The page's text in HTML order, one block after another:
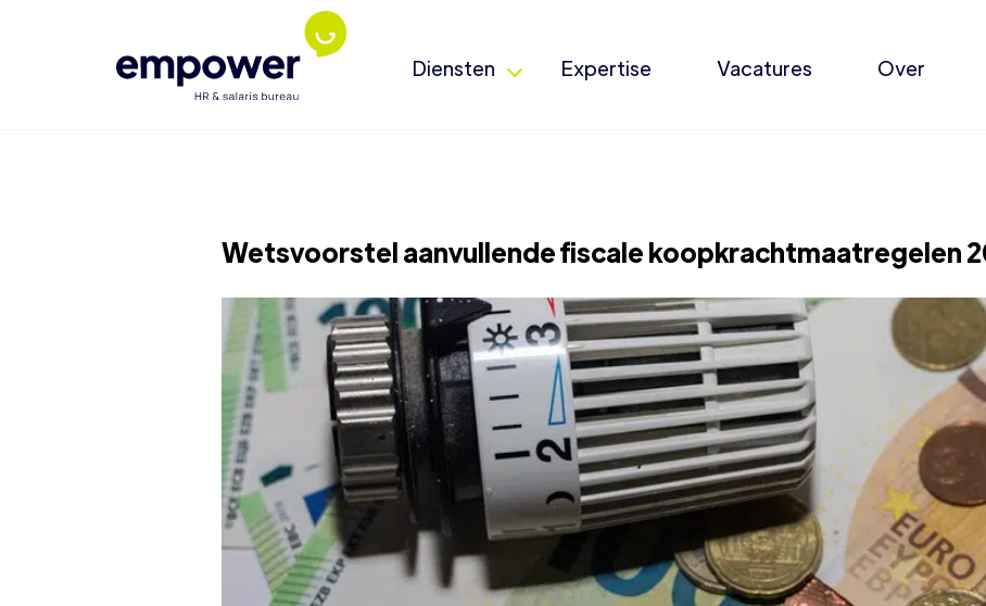
Diensten Expertise Vacatures Over
Wetsvoorstel aanvullende fiscale koopkrachtmaatregelen